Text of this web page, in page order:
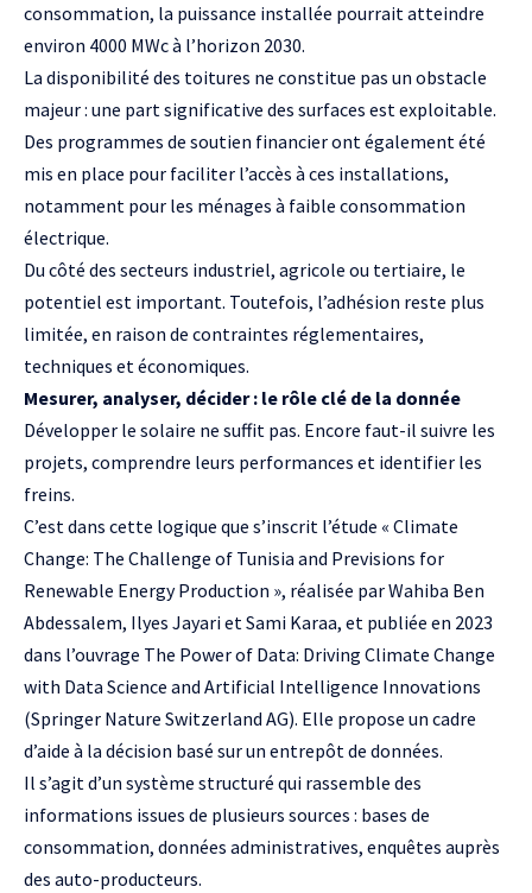
consommation, la puissance installée pourrait atteindre
environ 4000 MWc à l’horizon 2030.
La disponibilité des toitures ne constitue pas un obstacle
majeur : une part significative des surfaces est exploitable.
Des programmes de soutien financier ont également été
mis en place pour faciliter l’accès à ces installations,
notamment pour les ménages à faible consommation
électrique.
Du côté des secteurs industriel, agricole ou tertiaire, le
potentiel est important. Toutefois, l’adhésion reste plus
limitée, en raison de contraintes réglementaires,
techniques et économiques.
Mesurer, analyser, décider : le rôle clé de la donnée
Développer le solaire ne suffit pas. Encore faut-il suivre les
projets, comprendre leurs performances et identifier les
freins.
C’est dans cette logique que s’inscrit l’étude « Climate
Change: The Challenge of Tunisia and Previsions for
Renewable Energy Production », réalisée par Wahiba Ben
Abdessalem, Ilyes Jayari et Sami Karaa, et publiée en 2023
dans l’ouvrage The Power of Data: Driving Climate Change
with Data Science and Artificial Intelligence Innovations
(Springer Nature Switzerland AG). Elle propose un cadre
d’aide à la décision basé sur un entrepôt de données.
Il s’agit d’un système structuré qui rassemble des
informations issues de plusieurs sources : bases de
consommation, données administratives, enquêtes auprès
des auto-producteurs.